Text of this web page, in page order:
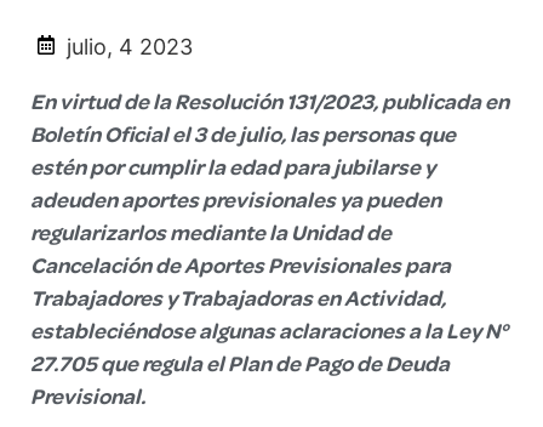
julio, 4 2023
En virtud de la Resolución 131/2023, publicada en
Boletín Oficial el 3 de julio, las personas que
estén por cumplir la edad para jubilarse y
adeuden aportes previsionales ya pueden
regularizarlos mediante la Unidad de
Cancelación de Aportes Previsionales para
Trabajadores y Trabajadoras en Actividad,
estableciéndose algunas aclaraciones a la Ley N°
27.705 que regula el Plan de Pago de Deuda
Previsional.